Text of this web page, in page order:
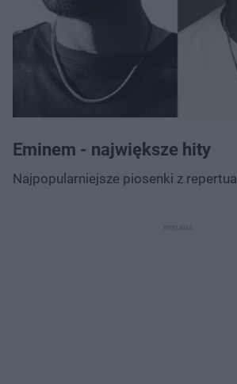
Eminem - największe hity
Najpopularniejsze piosenki z